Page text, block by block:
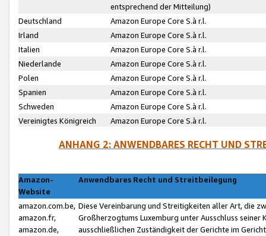
entsprechend der Mitteilung)
Deutschland
Amazon Europe Core S.à r.l.
Irland
Amazon Europe Core S.à r.l.
Italien
Amazon Europe Core S.à r.l.
Niederlande
Amazon Europe Core S.à r.l.
Polen
Amazon Europe Core S.à r.l.
Spanien
Amazon Europe Core S.à r.l.
Schweden
Amazon Europe Core S.à r.l.
Vereinigtes Königreich
Amazon Europe Core S.à r.l.
ANHANG 2: ANWENDBARES RECHT UND
Amazon-
Website
Anwendbares Recht und Streitbeilegung
amazon.com.be,
amazon.fr,
amazon.de,
Diese Vereinbarung und Streitigkeiten aller Art, die
Großherzogtums Luxemburg unter Ausschluss
ausschließlichen Zuständigkeit der Gerichte im